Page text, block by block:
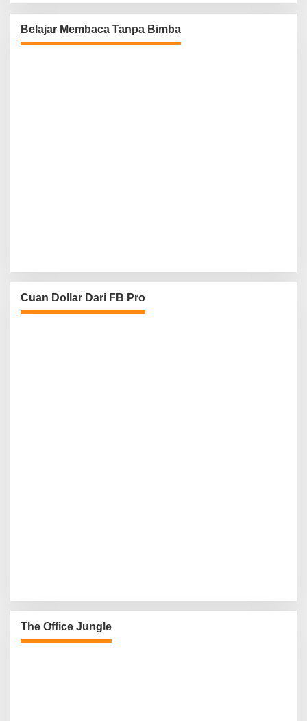
Belajar Membaca Tanpa Bimba
Cuan Dollar Dari FB Pro
The Office Jungle